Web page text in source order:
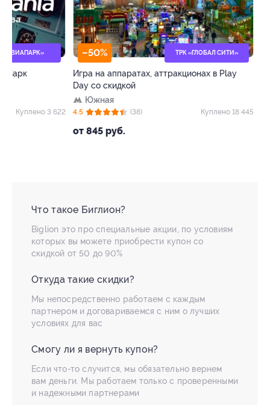
–50% ТРК «ГЛОБАЛ СИТИ»
Игра на аппаратах, аттракционах в Play
Day со скидкой
4.5 (38) Куплено 18 445
–45%
Лазерная
Что такое Биглион?
Biglion это про специальные акции, по условиям
которых вы можете приобрести купон со
скидкой от 50 до 90%
Откуда такие скидки?
Мы непосредственно работаем с каждым
партнером и договариваемся с ним о лучших
условиях для вас
Смогу ли я вернуть купон?
Если что-то случится, мы обязательно вернем
вам деньги. Мы работаем только с проверенными
и надежными партнерами